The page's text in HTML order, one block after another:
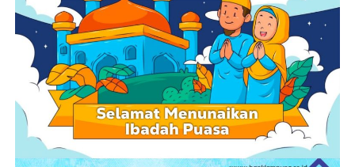
menampilkan kekayaan budaya daerah yang ada,” terang
Antoni. (Can)
Facebook Comments Box